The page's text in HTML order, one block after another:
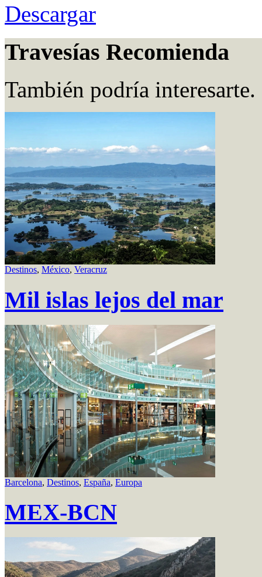
Descargar
Travesías Recomienda
También podría interesarte.
Destinos, México, Veracruz
Mil islas lejos del mar
Barcelona, Destinos, España, Europa
MEX-BCN